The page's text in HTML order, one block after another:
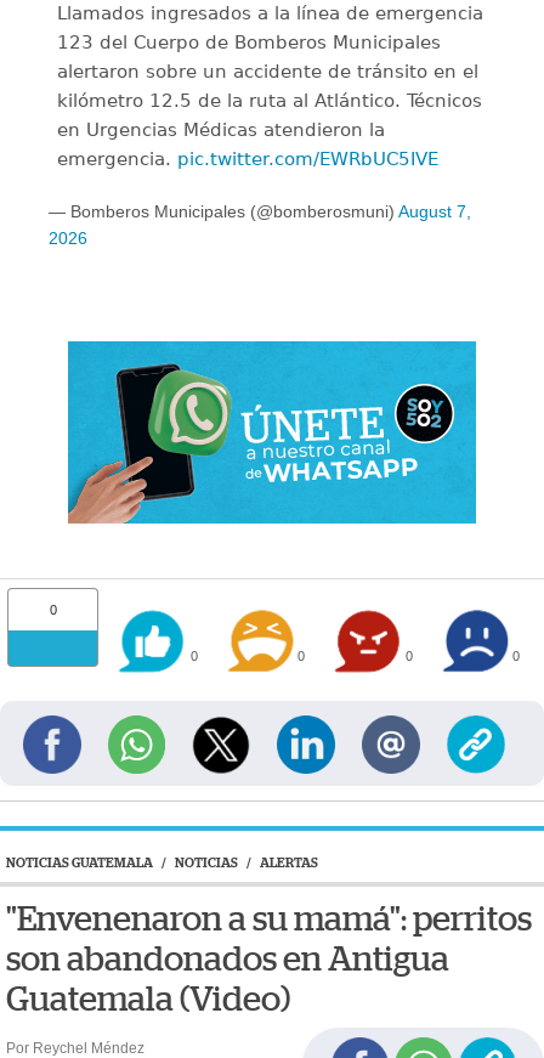
Llamados ingresados a la línea de emergencia
123 del Cuerpo de Bomberos Municipales
alertaron sobre un accidente de tránsito en el
kilómetro 12.5 de la ruta al Atlántico. Técnicos
en Urgencias Médicas atendieron la
emergencia. pic.twitter.com/EWRbUC5IVE
— Bomberos Municipales (@bomberosmuni) August 7,
2026
0
0 0 0 0
NOTICIAS GUATEMALA / NOTICIAS / ALERTAS
"Envenenaron a su mamá": perritos
son abandonados en Antigua
Guatemala (Video)
Por Reychel Méndez